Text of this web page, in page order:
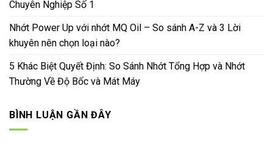
Chuyên Nghiệp Số 1
Nhớt Power Up với nhớt MQ Oil – So sánh A-Z và 3 Lời
khuyên nên chọn loại nào?
5 Khác Biệt Quyết Định: So Sánh Nhớt Tổng Hợp và Nhớt
Thường Về Độ Bốc và Mát Máy
BÌNH LUẬN GẦN ĐÂY